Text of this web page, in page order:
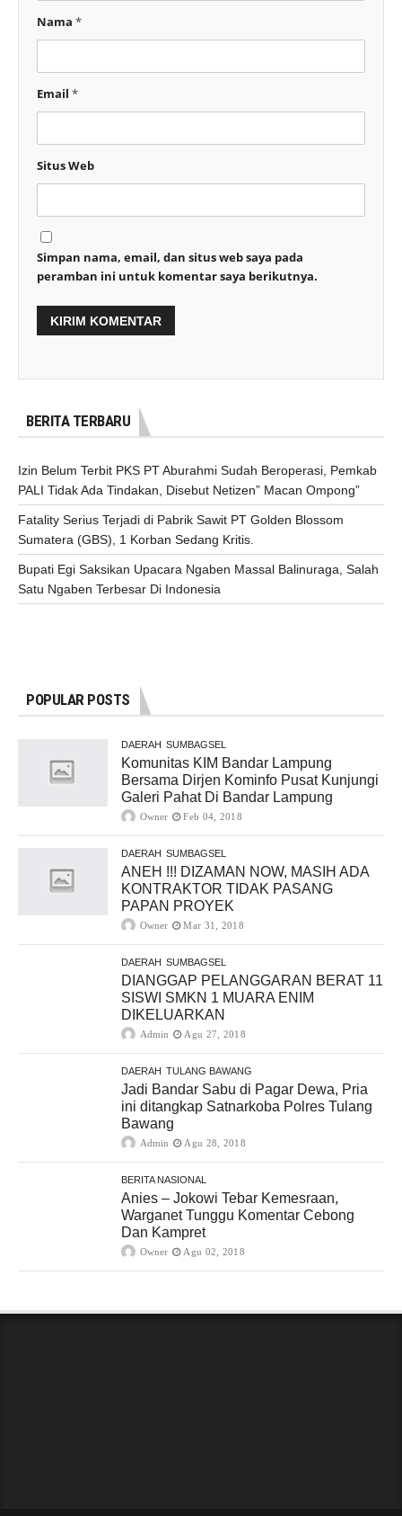
Nama *
Email *
Situs Web
Simpan nama, email, dan situs web saya pada
peramban ini untuk komentar saya berikutnya.
BERITA TERBARU
Izin Belum Terbit PKS PT Aburahmi Sudah Beroperasi, Pemkab
PALI Tidak Ada Tindakan, Disebut Netizen” Macan Ompong”
Fatality Serius Terjadi di Pabrik Sawit PT Golden Blossom
Sumatera (GBS), 1 Korban Sedang Kritis.
Bupati Egi Saksikan Upacara Ngaben Massal Balinuraga, Salah
Satu Ngaben Terbesar Di Indonesia
POPULAR POSTS
DAERAH SUMBAGSEL
Komunitas KIM Bandar Lampung
Bersama Dirjen Kominfo Pusat Kunjungi
Galeri Pahat Di Bandar Lampung
Owner Feb 04, 2018
DAERAH SUMBAGSEL
ANEH !!! DIZAMAN NOW, MASIH ADA
KONTRAKTOR TIDAK PASANG
PAPAN PROYEK
Owner Mar 31, 2018
DAERAH SUMBAGSEL
DIANGGAP PELANGGARAN BERAT 11
SISWI SMKN 1 MUARA ENIM
DIKELUARKAN
Admin Agu 27, 2018
DAERAH TULANG BAWANG
Jadi Bandar Sabu di Pagar Dewa, Pria
ini ditangkap Satnarkoba Polres Tulang
Bawang
Admin Agu 28, 2018
BERITA NASIONAL
Anies – Jokowi Tebar Kemesraan,
Warganet Tunggu Komentar Cebong
Dan Kampret
Owner Agu 02, 2018